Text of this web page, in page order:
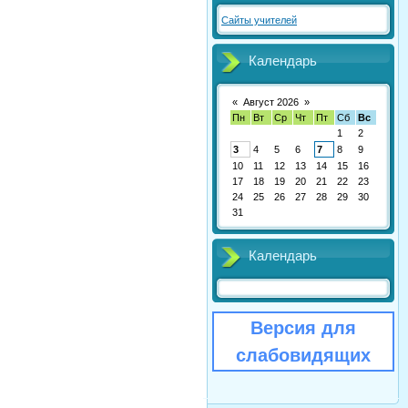
Сайты учителей
Календарь
« Август 2026 »
Пн
Вт Ср Чт Пт Сб
Вс
1
2
3
4 5 6 7 8
9
10
11 12 13 14 15
16
17
18 19 20 21 22
23
24
25 26 27 28 29
30
31
Календарь
Версия для
слабовидящих